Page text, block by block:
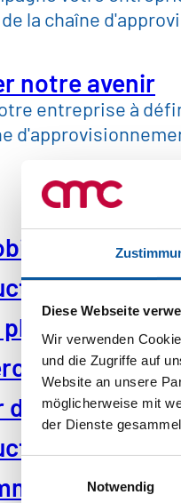
Diese Webseite
Wir verwenden
und die Zugriffe auf
Website an unsere
möglicherweise mit
der Dienste
Einwilligungsauswahl
Notwendig
la chaîne
notre avenir
entreprise à
et mobilité
et
des biens de